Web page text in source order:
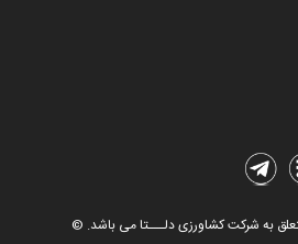
© تمامی حقوق این وب سایت متعلق به شرکت کشاورزی دلـــتا می باشد.